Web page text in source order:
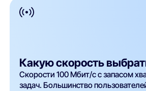
Какую скорость
Скорости 100 Мбит/с с запасом
задач. Большинство